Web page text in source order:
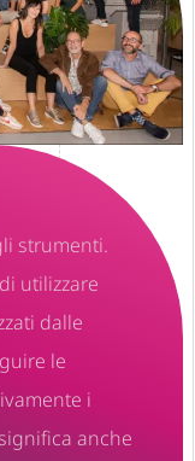
strumenti.
utilizzare
dalle
le
i
anche